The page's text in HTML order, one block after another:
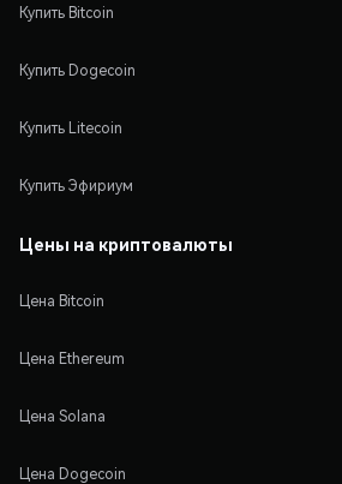
Купить Bitcoin
Купить Dogecoin
Купить Litecoin
Купить Эфириум
Цены на криптовалюты
Цена Bitcoin
Цена Ethereum
Цена Solana
Цена Dogecoin